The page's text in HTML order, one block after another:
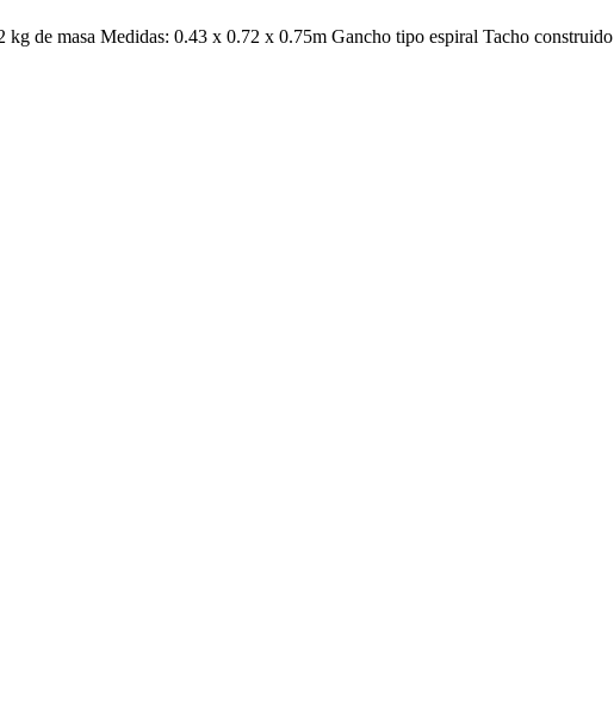
de masa Medidas: 0.43 x 0.72 x 0.75m Gancho tipo espiral Tacho construido